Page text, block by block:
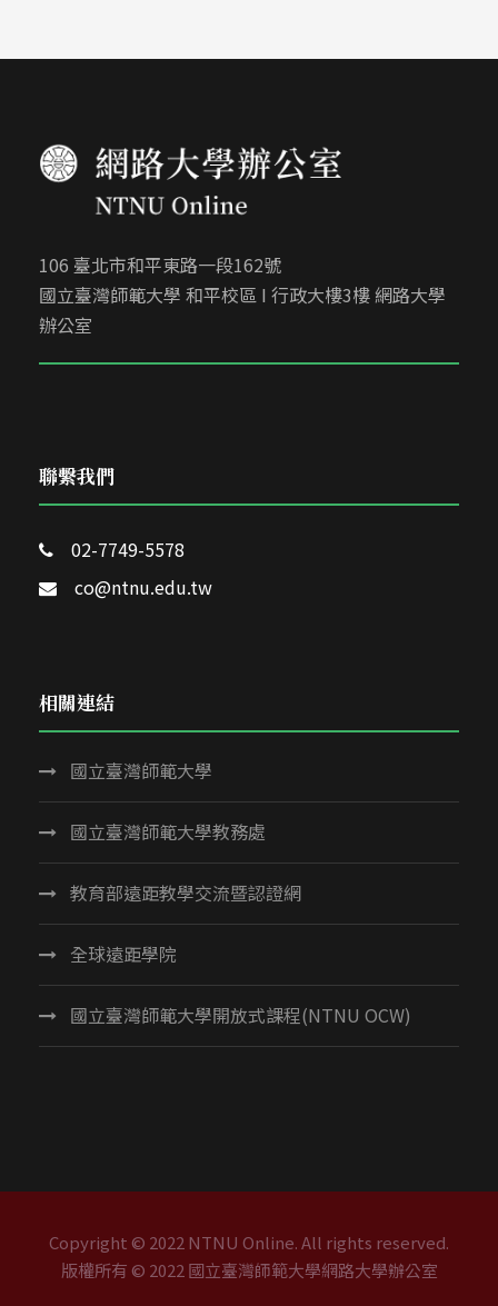
106 臺北市和平東路一段162號
國立臺灣師範大學 和平校區 I 行政大樓3樓 網路大學
辦公室
聯繫我們
02-7749-5578
co@ntnu.edu.tw
相關連結
國立臺灣師範大學
國立臺灣師範大學教務處
教育部遠距教學交流暨認證網
全球遠距學院
國立臺灣師範大學開放式課程(NTNU OCW)
Copyright © 2022 NTNU Online. All rights reserved.
版權所有 © 2022 國立臺灣師範大學網路大學辦公室